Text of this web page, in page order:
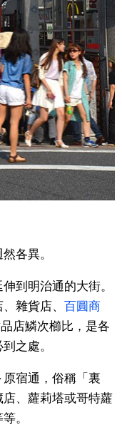
各異。
到明治通的大街。
雜貨店、 百圓商
店鱗次櫛比，是各
之處。
宿通，俗稱「裏
、蘿莉塔或哥特蘿
。